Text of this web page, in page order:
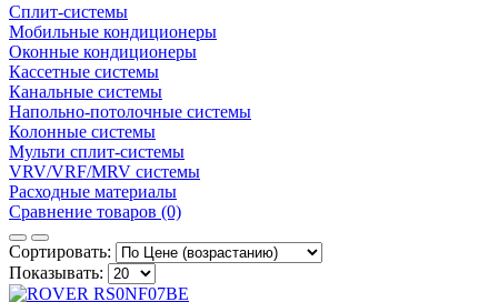
Сплит-системы
Мобильные кондиционеры
Оконные кондиционеры
Кассетные системы
Канальные системы
Напольно-потолочные системы
Колонные системы
Мульти сплит-системы
VRV/VRF/MRV системы
Расходные материалы
Сравнение товаров (0)
Сортировать:
Показывать: